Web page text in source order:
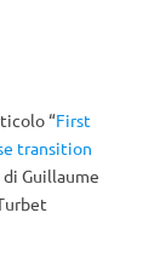
“First
transition
di Guillaume